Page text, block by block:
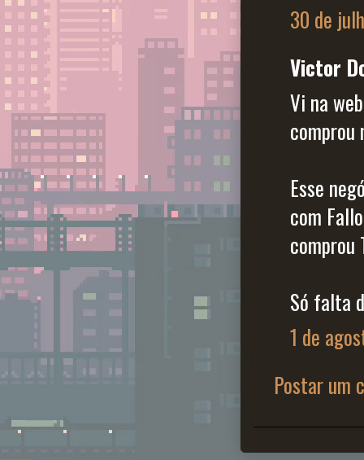
30 de
Victor
Vi na
comprou
Esse
com
comprou
Só falta
1 de
Postar um